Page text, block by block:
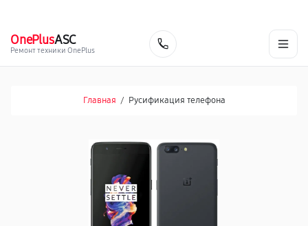
OnePlusASC
Ремонт техники OnePlus
Главная / Русификация телефона